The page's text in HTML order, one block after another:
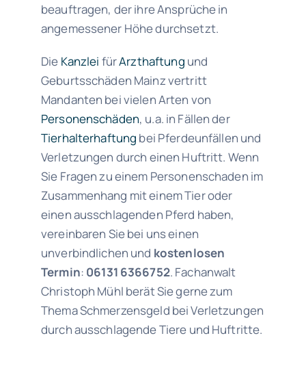
beauftragen, der ihre Ansprüche in
angemessener Höhe durchsetzt.
Die Kanzlei fürArzthaftung und
Geburtsschäden Mainz vertritt
Mandanten bei vielen Arten von
Personenschäden, u.a. in Fällen der
Tierhalterhaftung bei Pferdeunfällen und
Verletzungen durch einen Huftritt. Wenn
Sie Fragen zu einem Personenschaden im
Zusammenhang mit einem Tier oder
einen ausschlagenden Pferd haben,
vereinbaren Sie bei uns einen
unverbindlichen und kostenlosen
Termin: 06131 6366752. Fachanwalt
Christoph Mühl berät Sie gerne zum
Thema Schmerzensgeld bei Verletzungen
durch ausschlagende Tiere und Huftritte.